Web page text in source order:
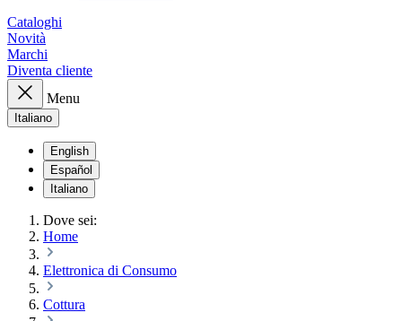
Cataloghi
Novità
Marchi
Diventa cliente
Menu
Italiano
English
Español
Italiano
Dove sei:
Home
Elettronica di Consumo
Cottura